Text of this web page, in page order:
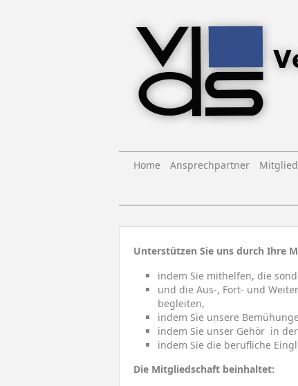
Home Ansprechpartner
Unterstützen Sie uns durch Ihre
indem Sie mithelfen, die
und die Aus-, Fort- und
begleiten,
indem Sie unsere
indem Sie unser Gehör in
indem Sie die berufliche
Die Mitgliedschaft beinhaltet: